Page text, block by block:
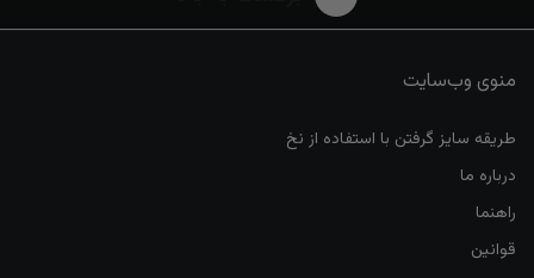
منوی وب‌سایت
طریقه سایز گرفتن با استفاده از نخ
درباره ما
راهنما
قوانین